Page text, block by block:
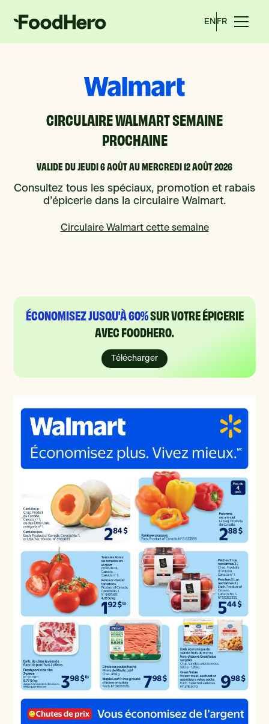
EN FR
CIRCULAIRE WALMART SEMAINE
PROCHAINE
VALIDE DU JEUDI 6 AOÛT AU MERCREDI 12 AOÛT 2026
Consultez tous les spéciaux, promotion et rabais
d’épicerie dans la circulaire Walmart.
Circulaire Walmart cette semaine
ÉCONOMISEZ JUSQU'À 60%SUR VOTRE ÉPICERIE
AVEC FOODHERO.
Télécharger